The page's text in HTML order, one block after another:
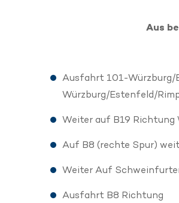
Aus
Ausfahrt 101-Würzburg/
Würzburg/Estenfeld/
Weiter auf B19 Richtung
Auf B8 (rechte Spur)
Weiter Auf
Ausfahrt B8 Richtung